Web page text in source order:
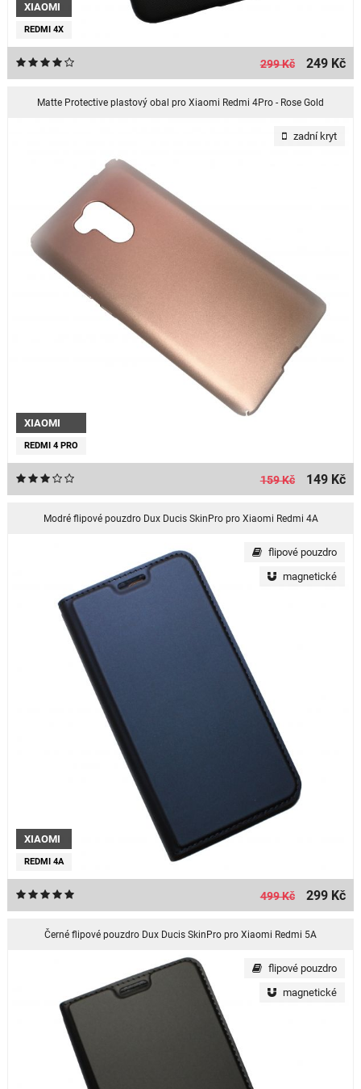
XIAOMI
REDMI 4X
299 Kč 249 Kč
Matte Protective plastový obal pro Xiaomi Redmi 4Pro - Rose Gold
XIAOMI
REDMI 4 PRO
zadní kryt
159 Kč 149 Kč
Modré flipové pouzdro Dux Ducis SkinPro pro Xiaomi Redmi 4A
XIAOMI
REDMI 4A
flipové pouzdro
magnetické
499 Kč 299 Kč
Černé flipové pouzdro Dux Ducis SkinPro pro Xiaomi Redmi 5A
flipové pouzdro
magnetické